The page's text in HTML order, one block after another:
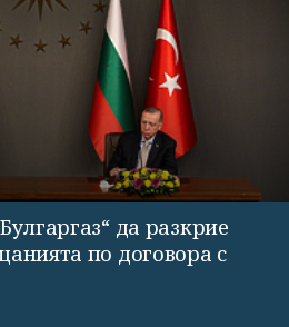
да разкрие
по договора с